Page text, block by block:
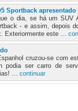
Sportback apresentado
o dia, se há um SUV
- e assim, depois
Exteriormente este ...
cruzou-se com
podia ser carro de
... continuar